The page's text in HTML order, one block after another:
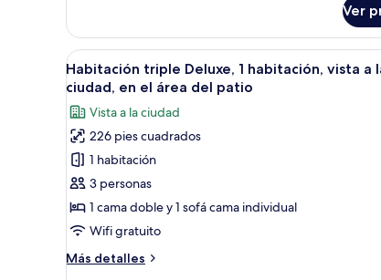
estándar,
vista
a
la
ciudad
Ver
Abrir
todas
las
fotos
de
Habitación
triple
Deluxe,
1
vista
Una habitación de
9
Habitación triple Deluxe, 1 habitación, vista a
ciudad, en el área del patio
Vista a la ciudad
226 pies cuadrados
1 habitación
3 personas
1 cama doble y 1 sofá cama individual
Wifi gratuito
Más detalles
Más